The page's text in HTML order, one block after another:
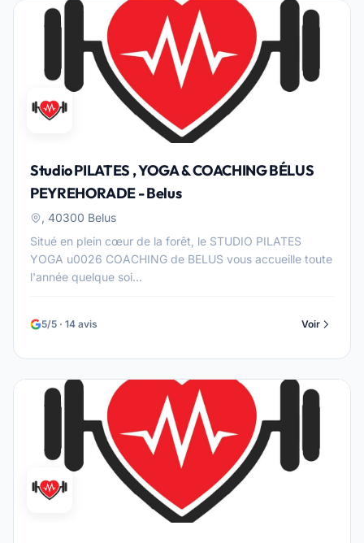
Studio PILATES , YOGA & COACHING BÉLUS
PEYREHORADE - Belus
, 40300 Belus
Situé en plein cœur de la forêt, le STUDIO PILATES
YOGA u0026 COACHING de BELUS vous accueille toute
l'année quelque soi...
5/5 · 14 avis Voir